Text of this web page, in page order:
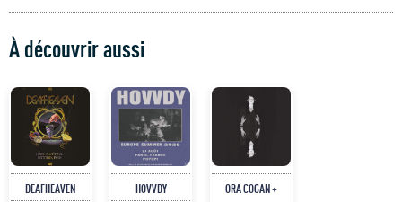
À découvrir aussi
DEAFHEAVEN HOVVDY
ORA COGAN +